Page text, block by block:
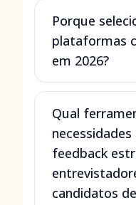
Porque
plataformas
em 2026?
Qual
feedback
candidatos